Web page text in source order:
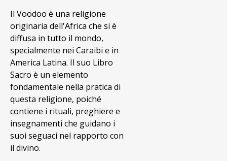
Il Voodoo è una religione
originaria dell'Africa che si è
diffusa in tutto il mondo,
specialmente nei Caraibi e in
America Latina. Il suo Libro
Sacro è un elemento
fondamentale nella pratica di
questa religione, poiché
contiene i rituali, preghiere e
insegnamenti che guidano i
suoi seguaci nel rapporto con
il divino.